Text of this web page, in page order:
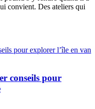
convient. Des ateliers qui
conseils pour